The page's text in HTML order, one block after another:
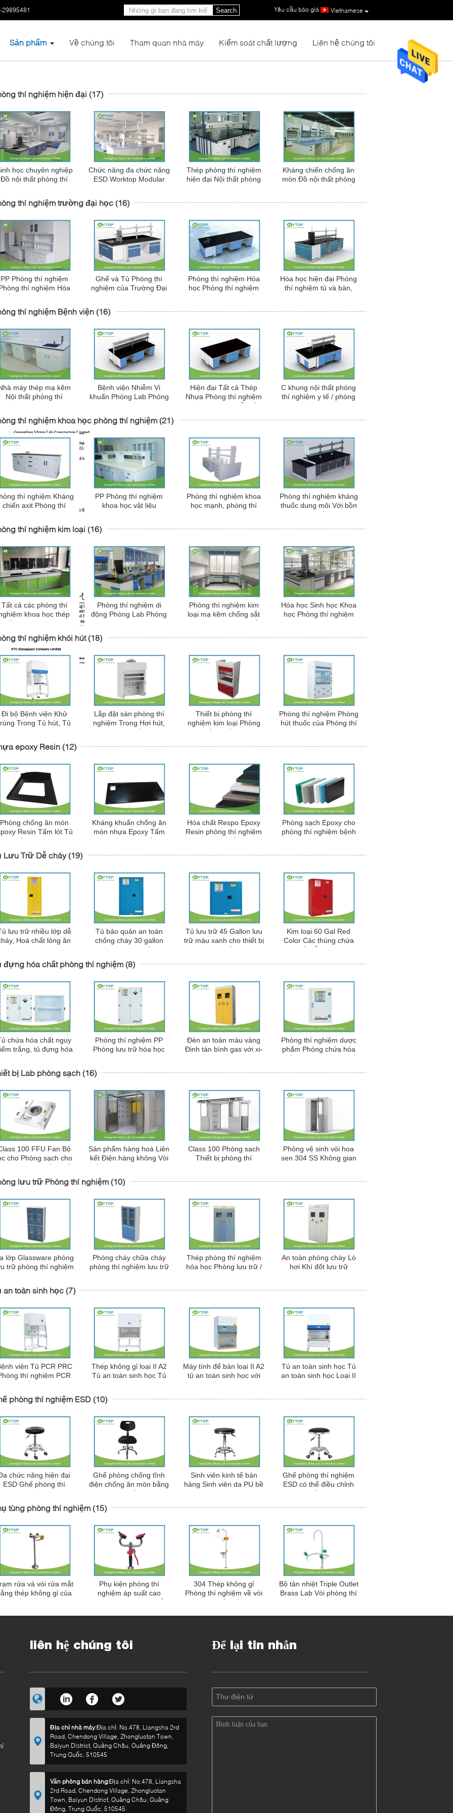
29895481 Vietnamese
Yêu cầu báo giá |
Search
Sản phẩm Về chúng tôi Tham quan nhà máy Kiểm soát chất lượng Liên hệ chúng tôi
thí nghiệm hiện đại (17)
học chuyên nghiệp
Đồ nội thất phòng thí
nghiệm Bench
Chức năng đa chức năng
ESD Worktop Modular
Vật lý
Thép phòng thí nghiệm
hiện đại Nội thất phòng
Kháng chiến chống ăn
mòn Đồ nội thất phòng
thí nghiệm hiện đại Gốm
thí nghiệm trường đại học (16)
PP Phòng thí nghiệm
thí nghiệm Hóa
chất phòng thí nghiệm
Ghế và Tủ Phòng thí
nghiệm của Trường Đại
học Kháng chiến
nghiệm Khoa học Lab
Phòng thí nghiệm Hóa
học Phòng thí nghiệm
Hóa học kháng chiến
Hóa học hiện đại Phòng
thí nghiệm tủ và bàn,
thí nghiệm Bệnh viện (16)
máy thép mạ kẽm
Nội thất phòng thí
Bệnh viện Nhiễm Vi
khuẩn Phòng Lab Phòng
Hiện đại Tất cả Thép
Nhựa Phòng thí nghiệm
Nha khoa Với chỗ ngồi
C khung nội thất phòng
thí nghiệm y tế / phòng
thí nghiệm khoa học phòng thí nghiệm (21)
thí nghiệm Kháng
chiến axit Phòng thí
Hoá học PP Hoá
PP Phòng thí nghiệm
khoa học vật liệu
Phòng thí nghiệm khoa
học mạnh, phòng thí
Phòng thí nghiệm kháng
thuốc dung môi Với bồn
rửa và bể nước
thí nghiệm kim loại (16)
Tất cả các phòng thí
khoa học thép
bồn, chung phòng thí
Phòng thí nghiệm di
động Phòng Lab Phòng
Phòng thí nghiệm kim
loại mạ kẽm chống sắt
cho nhà máy dược phẩm
Hóa học Sinh học Khoa
học Phòng thí nghiệm
thí nghiệm khói hút (18)
Đi bộ Bệnh viện Khử
Trong Tủ hút, Tủ
Lắp đặt sàn phòng thí
nghiệm Trong Hơi hút,
Phòng hút thuốc phòng
Thiết bị phòng thí
nghiệm kim loại Phòng
hút thuốc Thiết bị phòng
Phòng thí nghiệm Phòng
hút thuốc của Phòng thí
epoxy Resin (12)
Phòng chống ăn mòn
Resin Tấm lót Tủ
đựng đồ ăn cho phòng
thí nghiệm
Kháng khuẩn chống ăn
mòn nhựa Epoxy Tấm
Gương Mặt Nạ Đối với
Hóa chất Respo Epoxy
Resin phòng thí nghiệm
Countertops Đối với Lab
Phòng sạch Epoxy cho
phòng thí nghiệm bệnh
Lưu Trữ Dễ cháy (19)
lưu trữ nhiều lớp dễ
Hoá chất lỏng ăn
Tủ bảo quản an toàn
chống cháy 30 gallon
màu xanh cho chất lỏng
Tủ lưu trữ 45 Gallon lưu
trữ màu xanh cho thiết bị
chứa hóa chất ăn mòn
Kim loại 60 Gal Red
Color Các thùng chứa
Hóa chất Dễ cháy với hai
đựng hóa chất phòng thí nghiệm (8)
chứa hóa chất nguy
trắng, tủ đựng hóa
chất bệnh viện
Phòng thí nghiệm PP
Phòng lưu trữ hóa học
Đèn an toàn màu vàng
Đinh tán bình gas với xi-
Phòng thí nghiệm dược
phẩm Phòng chứa hóa
chất, kho chứa hóa chất
bị Lab phòng sạch (16)
100 FFU Fan Bộ
cho Phòng sạch cho
lọc không khí ồn thấp
Sản phẩm hàng hoá Liên
kết Điện hàng không Vòi
hầm thông gió với cửa
Class 100 Phòng sạch
Thiết bị phòng thí
Phòng vệ sinh vòi hoa
sen 304 SS Không gian
lưu trữ Phòng thí nghiệm (10)
lớp Glassware phòng
trữ phòng thí nghiệm
Phòng cháy chữa cháy
phòng thí nghiệm lưu trữ
Thép phòng thí nghiệm
hóa học Phòng lưu trữ /
An toàn phòng cháy Lò
hơi Khí đốt lưu trữ
an toàn sinh học (7)
viện Tủ PCR PRC
thí nghiệm PCR
với hệ thống khử trùng
phòng thí nghiệm
Thép không gỉ loại II A2
Tủ an toàn sinh học Tủ
Máy tính để bàn loại II A2
tủ an toàn sinh học với
cửa sổ có động cơ
Tủ an toàn sinh học Tủ
an toàn sinh học Loại II
phòng thí nghiệm ESD (10)
chức năng hiện đại
ESD Ghế phòng thí
Ghế phòng chống tĩnh
điện chống ăn mòn bằng
tĩnh điện, Ghế phòng thí
Sinh viên kinh tế bán
hàng Sinh viên da PU bề
Ghế phòng thí nghiệm
ESD có thể điều chỉnh
Bàn ghế phòng thí
tùng phòng thí nghiệm (15)
rửa và vòi rửa mắt
thép không gỉ của
Phụ kiện phòng thí
nghiệm áp suất cao
Spray Desktop Đôi mắt
304 Thép không gỉ
Phòng thí nghiệm về vòi
hoa sen khẩn cấp Trạm
Bộ tản nhiệt Triple Outlet
Brass Lab Vòi phòng thí
liên hệ chúng tôi
Địa chỉ nhà máy:Địa chỉ: No.478, Liangsha 2rd
Road, Chendong Village, Zhongluotan Town,
Baiyun District, Quảng Châu, Quảng Đông,
Trung Quốc, 510545
Văn phòng bán hàng:Địa chỉ: No.478, Liangsha
2rd Road, Chendong Village, Zhongluotan
Town, Baiyun District, Quảng Châu, Quảng
Đông, Trung Quốc, 510545
Để lại tin nhắn